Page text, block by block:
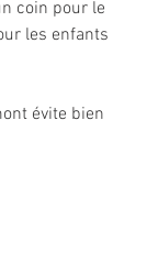
coin pour le
les enfants
évite bien